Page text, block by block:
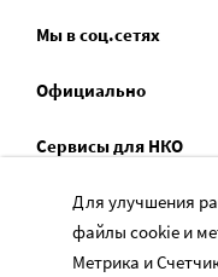
Мы в соц.сетях
Официально
Сервисы для НКО
Спецпроекты
Социальное
Для улучшения
файлы cookie и
Метрика и